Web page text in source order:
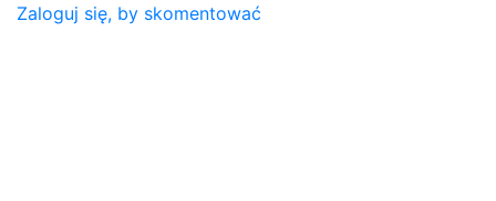
Zaloguj się, by skomentować